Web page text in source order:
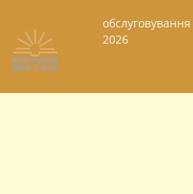
2026